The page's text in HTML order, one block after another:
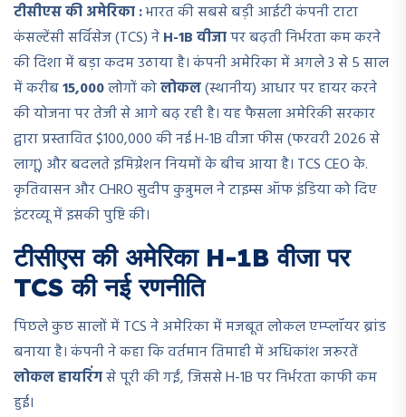
टीसीएस की अमेरिका :भारत की सबसे बड़ी आईटी कंपनी टाटा
कंसल्टेंसी सर्विसेज (TCS) नेH-1B वीजापर बढ़ती निर्भरता कम करने
की दिशा में बड़ा कदम उठाया है। कंपनी अमेरिका में अगले 3 से 5 साल
में करीब15,000लोगों कोलोकल(स्थानीय) आधार पर हायर करने
की योजना पर तेजी से आगे बढ़ रही है। यह फैसला अमेरिकी सरकार
द्वारा प्रस्तावित $100,000 की नई H-1B वीजा फीस (फरवरी 2026 से
लागू) और बदलते इमिग्रेशन नियमों के बीच आया है। TCS CEO के.
कृतिवासन और CHRO सुदीप कुन्नुमल ने टाइम्स ऑफ इंडिया को दिए
इंटरव्यू में इसकी पुष्टि की।
टीसीएस की अमेरिका H-1B वीजा पर
TCS की नई रणनीति
पिछले कुछ सालों में TCS ने अमेरिका में मजबूत लोकल एम्प्लॉयर ब्रांड
बनाया है। कंपनी ने कहा कि वर्तमान तिमाही में अधिकांश जरूरतें
लोकल हायरिंगसे पूरी की गईं, जिससे H-1B पर निर्भरता काफी कम
हुई।